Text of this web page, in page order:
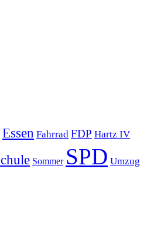
Essen Fahrrad FDP Hartz IV
Sommer SPD Umzug